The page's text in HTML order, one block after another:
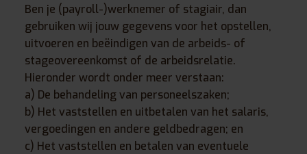
Ben je (payroll-)werknemer of stagiair, dan
gebruiken wij jouw gegevens voor het opstellen,
uitvoeren en beëindigen van de arbeids- of
stageovereenkomst of de arbeidsrelatie.
Hieronder wordt onder meer verstaan:
a) De behandeling van personeelszaken;
b) Het vaststellen en uitbetalen van het salaris,
vergoedingen en andere geldbedragen; en
c) Het vaststellen en betalen van eventuele